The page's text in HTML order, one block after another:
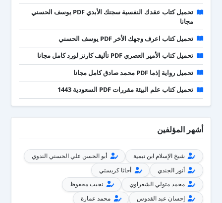
تحميل كتاب عقدك النفسية سجنك الأبدي PDF يوسف الحسني
مجانا
تحميل كتاب اعرف وجهك الأخر PDF يوسف الحسني
تحميل كتاب الأمير العصري PDF تأليف كارنز لورد كامل مجانا
تحميل رواية إذما PDF محمد صادق كامل مجانا
تحميل كتاب علم البيئة مقررات PDF السعودية 1443
أشهر المؤلفين
شيخ الإسلام ابن تيمية
أبو الحسن علي الحسني الندوي
أنور الجندي
أجاثا كريستي
محمد متولي الشعراوي
نجيب محفوظ
إحسان عبد القدوس
محمد عمارة